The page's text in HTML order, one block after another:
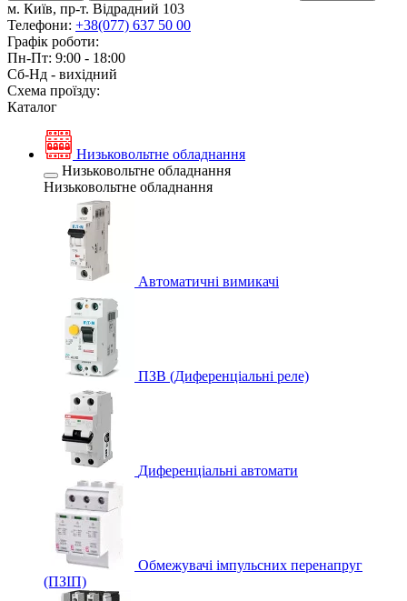
м. Київ, пр-т. Відрадний 103
Телефони: +38(077) 637 50 00
Графік роботи:
Пн-Пт: 9:00 - 18:00
Сб-Нд - вихідний
Схема проїзду:
Каталог
Низьковольтне обладнання
Низьковольтне обладнання
Низьковольтне обладнання
Автоматичні вимикачі
ПЗВ (Диференціальні реле)
Диференціальні автомати
Обмежувачі імпульсних перенапруг
(ПЗІП)